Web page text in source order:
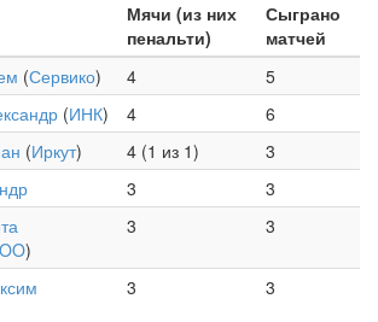
Мячи (из них
пенальти)
Сыграно
матчей
(Сервико) 4
5
(ИНК) 4
6
(Иркут) 4 (1 из 1)
3
3
3
)
3 3
3 3